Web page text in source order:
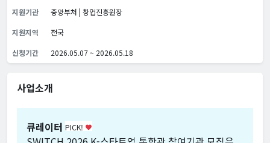
지원기관
중앙부처 | 창업진흥원장
지원지역
전국
신청기간
2026.05.07 ~ 2026.05.18
사업소개
큐레이터 PICK! favorite